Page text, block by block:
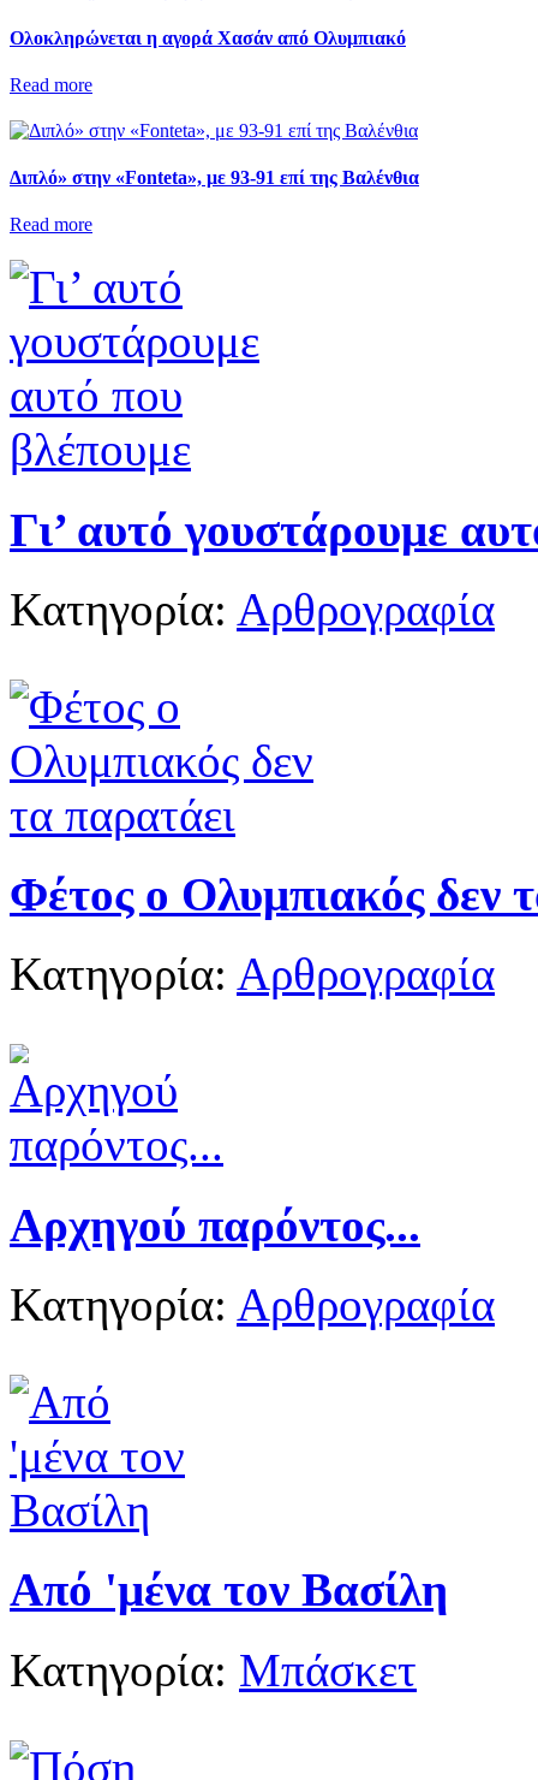
Ολοκληρώνεται η αγορά Χασάν από Ολυμπιακό
Read more
Διπλό» στην «Fonteta», με 93-91 επί της Βαλένθια
Read more
Γι’ αυτό γουστάρουμε
Κατηγορία: Αρθρογραφία
Φέτος ο Ολυμπιακός δεν
Κατηγορία: Αρθρογραφία
Αρχηγού παρόντος...
Κατηγορία: Αρθρογραφία
Από 'μένα τον Βασίλη
Κατηγορία: Μπάσκετ